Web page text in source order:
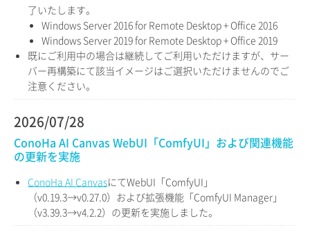
了いたします。
Windows Server 2016 for Remote Desktop + Office 2016
Windows Server 2019 for Remote Desktop + Office 2019
既にご利用中の場合は継続してご利用いただけますが、サー
バー再構築にて該当イメージはご選択いただけませんのでご
注意ください。
2026/07/28
ConoHa AI Canvas WebUI「ComfyUI」および関連機能
の更新を実施
ConoHa AI CanvasにてWebUI「ComfyUI」
（v0.19.3→v0.27.0）および拡張機能「ComfyUI Manager」
（v3.39.3→v4.2.2）の更新を実施しました。